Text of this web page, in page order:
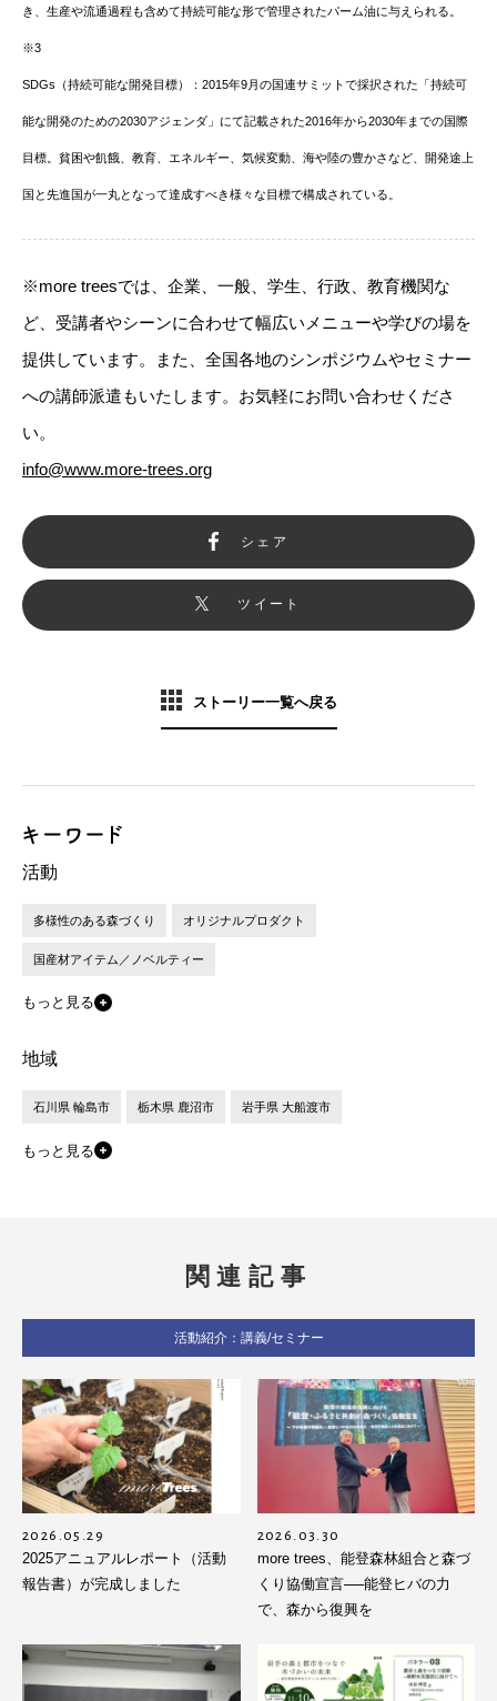
き、生産や流通過程も含めて持続可能な形で管理されたパーム油に与えられる。
※3
SDGs（持続可能な開発目標）：2015年9月の国連サミットで採択された「持続可
能な開発のための2030アジェンダ」にて記載された2016年から2030年までの国際
目標。貧困や飢餓、教育、エネルギー、気候変動、海や陸の豊かさなど、開発途上
国と先進国が一丸となって達成すべき様々な目標で構成されている。
※more treesでは、企業、一般、学生、行政、教育機関な
ど、受講者やシーンに合わせて幅広いメニューや学びの場を
提供しています。また、全国各地のシンポジウムやセミナー
への講師派遣もいたします。お気軽にお問い合わせくださ
い。
info@www.more-trees.org
シェア
ツイート
ストーリー一覧へ戻る
活動
多様性のある森づくり オリジナルプロダクト
国産材アイテム／ノベルティー
もっと見る
地域
石川県 輪島市 栃木県 鹿沼市 岩手県 大船渡市
もっと見る
関連記事
活動紹介：講義/セミナー
2026.05.29
2025アニュアルレポート（活動
報告書）が完成しました
2026.03.30
more trees、能登森林組合と森づ
くり協働宣言──能登ヒバの力
で、森から復興を